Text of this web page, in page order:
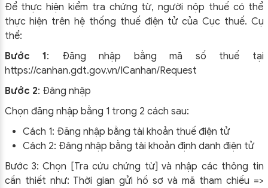
Để thực hiện kiểm tra chứng từ, người nộp thuế có thể
thực hiện trên hệ thống thuế điện tử của Cục thuế. Cụ
thể:
Bước 1: Đăng nhập bằng mã số thuế tại
https://canhan.gdt.gov.vn/ICanhan/Request
Bước 2: Đăng nhập
Chọn đăng nhập bằng 1 trong 2 cách sau:
Cách 1: Đăng nhập bằng tài khoản thuế điện tử
Cách 2: Đăng nhập bằng tài khoản định danh điện tử
Bước 3: Chọn [Tra cứu chứng từ] và nhập các thông tin
cần thiết như: Thời gian gửi hồ sơ và mã tham chiếu =>